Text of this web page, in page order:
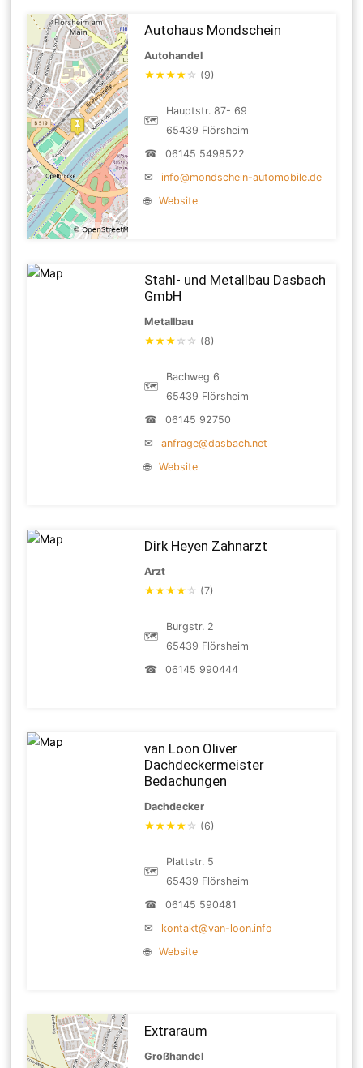
Autohaus Mondschein
Autohandel
★★★★ ☆ (9)
🗺
Hauptstr. 87- 69
65439 Flörsheim
☎
06145 5498522
✉
info@mondschein-automobile.de
🌐
Website
Stahl- und Metallbau Dasbach
GmbH
Metallbau
★★★ ☆ ☆ (8)
🗺
Bachweg 6
65439 Flörsheim
☎
06145 92750
✉
anfrage@dasbach.net
🌐
Website
Dirk Heyen Zahnarzt
Arzt
★★★★ ☆ (7)
🗺
Burgstr. 2
65439 Flörsheim
☎
06145 990444
van Loon Oliver
Dachdeckermeister
Bedachungen
Dachdecker
★★★★ ☆ (6)
🗺
Plattstr. 5
65439 Flörsheim
☎
06145 590481
✉
kontakt@van-loon.info
🌐
Website
Extraraum
Großhandel